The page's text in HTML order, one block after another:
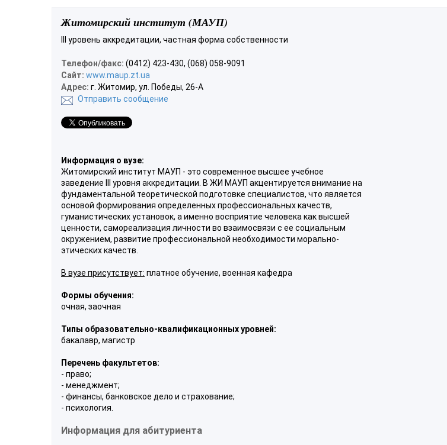
Житомирский институт (МАУП)
III уровень аккредитации, частная форма собственности
Телефон/факс: (0412) 423-430, (068) 058-9091
Сайт: www.maup.zt.ua
Адрес: г. Житомир, ул. Победы, 26-А
Отправить сообщение
Информация о вузе:
Житомирский институт МАУП - это современное высшее учебное
заведение III уровня аккредитации. В ЖИ МАУП акцентируется внимание на
фундаментальной теоретической подготовке специалистов, что является
основой формирования определенных профессиональных качеств,
гуманистических установок, а именно восприятие человека как высшей
ценности, самореализация личности во взаимосвязи с ее социальным
окружением, развитие профессиональной необходимости морально-
этических качеств.
В вузе присутствует: платное обучение, военная кафедра
Формы обучения:
очная, заочная
Типы образовательно-квалификационных уровней:
бакалавр, магистр
Перечень факультетов:
- право;
- менеджмент;
- финансы, банковское дело и страхование;
- психология.
Информация для абитуриента